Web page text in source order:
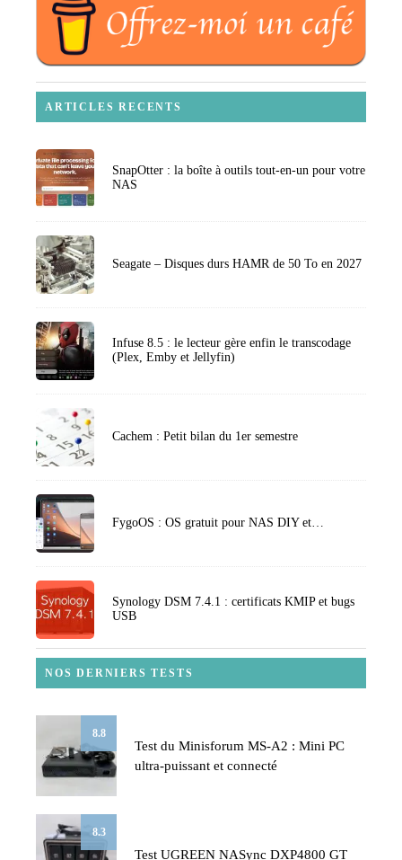
ARTICLES RECENTS
SnapOtter : la boîte à outils tout-en-un pour votre
NAS
Seagate – Disques durs HAMR de 50 To en 2027
Infuse 8.5 : le lecteur gère enfin le transcodage
(Plex, Emby et Jellyfin)
Cachem : Petit bilan du 1er semestre
FygoOS : OS gratuit pour NAS DIY et…
Synology DSM 7.4.1 : certificats KMIP et bugs
USB
NOS DERNIERS TESTS
8.8
Test du Minisforum MS-A2 : Mini PC
ultra-puissant et connecté
8.3
Test UGREEN NASync DXP4800 GT